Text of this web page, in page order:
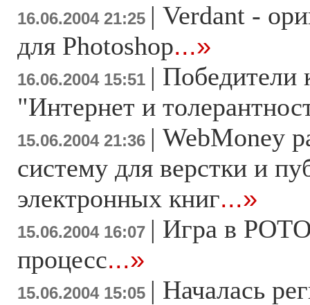
16.06.2004 21:25 | Verdant -
для Photoshop...»
16.06.2004 15:51 | Победители
"Интернет и
15.06.2004 21:36 | WebMoney
систему для верстки и
электронных книг...»
15.06.2004 16:07 | Игра в
процесс...»
15.06.2004 15:05 | Началась